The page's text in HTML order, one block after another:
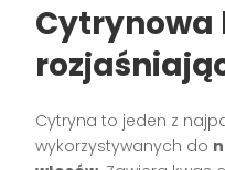
Cytrynowa
Cytryna to jeden z
wykorzystywanych do